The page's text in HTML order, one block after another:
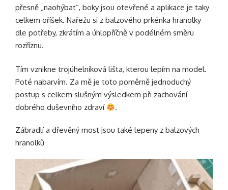
přesně „naohýbat“, boky jsou otevřené a aplikace je taky
celkem oříšek. Nařežu si z balzového prkénka hranolky
dle potřeby, zkrátím a úhlopříčně v podélném směru
rozříznu.
Tím vznikne trojúhelníková lišta, kterou lepím na model.
Poté nabarvím. Za mě je toto poměrně jednoduchý
postup s celkem slušným výsledkem při zachování
dobrého duševního zdraví
.
Zábradlí a dřevěný most jsou také lepeny z balzových
hranolků